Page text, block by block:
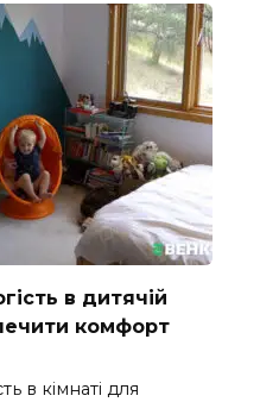
в дитячій
комфорт
в кімнаті для